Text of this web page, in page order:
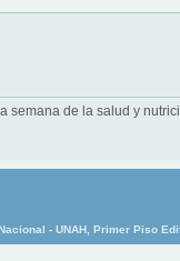
semana de la salud y
- UNAH, Primer Piso